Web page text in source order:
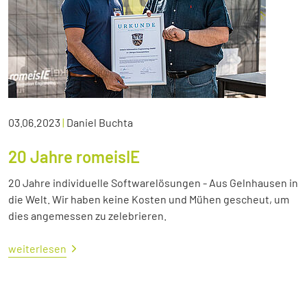
03.06.2023| Daniel Buchta
20 Jahre romeisIE
20 Jahre individuelle Softwarelösungen - Aus Gelnhausen in
die Welt. Wir haben keine Kosten und Mühen gescheut, um
dies angemessen zu zelebrieren.
weiterlesen